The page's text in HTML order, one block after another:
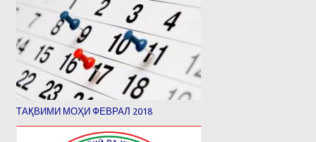
ТАҚВИМИ МОҲИ ФЕВРАЛ 2018